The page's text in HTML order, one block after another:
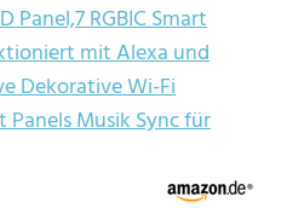
Panel,7 RGBIC Smart
mit Alexa und
Dekorative Wi-Fi
Panels Musik Sync für